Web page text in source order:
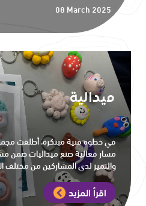
08 March 2025
ميدالية
في خطوة فنية مبتكرة، أطلقت
مسار فعالية صنع ميداليات ضمن
والتميز لدى المشاركين من مختلف
إلى مختبر للأفكار والمهارات
والتحدي.
اقرأ المزيد